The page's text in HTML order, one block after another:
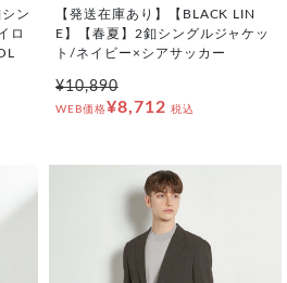
ン
ロ
【発送在庫あり】【BLACK LIN
E】【春夏】2釦シングルジャケッ
ト/ネイビー×シアサッカー
¥10,890
WEB価格¥8,712 税込